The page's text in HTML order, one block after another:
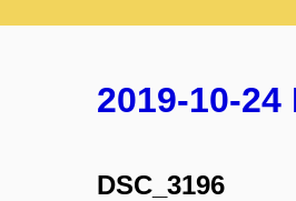
2019-10-
DSC_3196